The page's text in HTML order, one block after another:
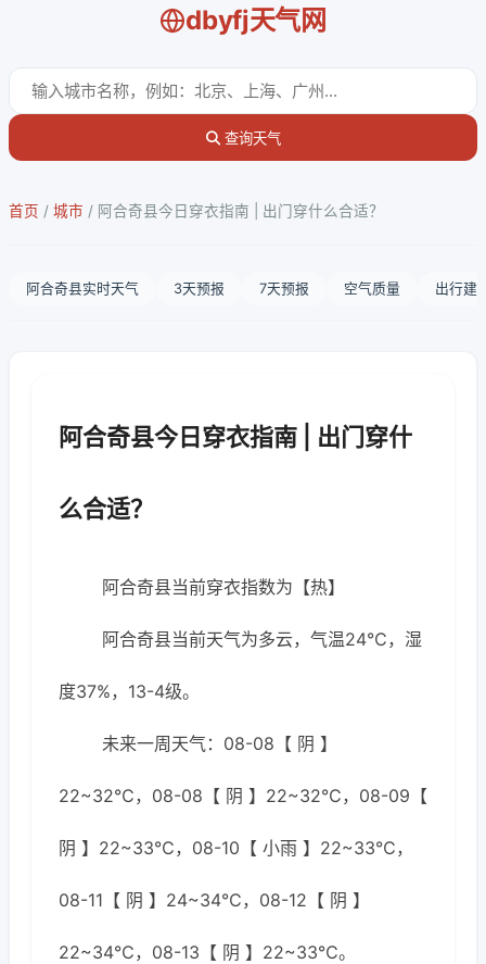
dbyfj天气网
查询天气
首页 / 城市 / 阿合奇县今日穿衣指南 | 出门穿什么合适？
阿合奇县实时天气 3天预报 7天预报 空气质量 出行建
阿合奇县今日穿衣指南 | 出门穿什
么合适？
阿合奇县当前穿衣指数为【热】
阿合奇县当前天气为多云，气温24℃，湿
度37%，13-4级。
未来一周天气：08-08【 阴 】
22~32℃，08-08【 阴 】22~32℃，08-09【
阴 】22~33℃，08-10【 小雨 】22~33℃，
08-11【 阴 】24~34℃，08-12【 阴 】
22~34℃，08-13【 阴 】22~33℃。